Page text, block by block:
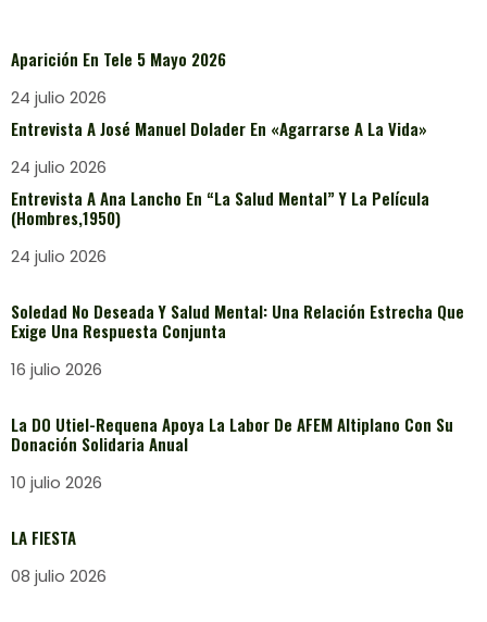
Aparición En Tele 5 Mayo 2026
24 julio 2026
Entrevista A José Manuel Dolader En «Agarrarse A La Vida»
24 julio 2026
Entrevista A Ana Lancho En “La Salud Mental” Y La Película
(Hombres,1950)
24 julio 2026
Soledad No Deseada Y Salud Mental: Una Relación Estrecha Que
Exige Una Respuesta Conjunta
16 julio 2026
La DO Utiel-Requena Apoya La Labor De AFEM Altiplano Con Su
Donación Solidaria Anual
10 julio 2026
LA FIESTA
08 julio 2026